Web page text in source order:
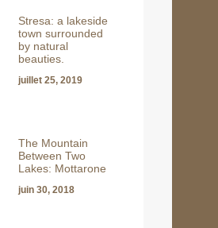
Stresa: a lakeside
town surrounded
by natural
beauties.
juillet 25, 2019
The Mountain
Between Two
Lakes: Mottarone
juin 30, 2018